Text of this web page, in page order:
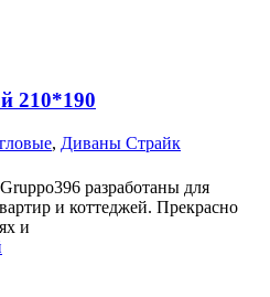
210*190
, Диваны Страйк
разработаны для
и коттеджей. Прекрасно
и